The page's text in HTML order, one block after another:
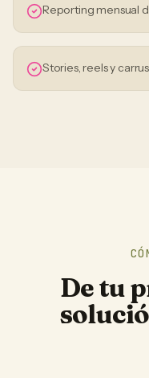
Reporting mensual
Stories, reels y
De tu